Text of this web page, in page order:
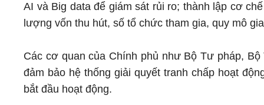
AI và Big data để giám sát rủi ro; thành lập cơ
lượng vốn thu hút, số tổ chức tham gia, quy mô
Các cơ quan của Chính phủ như Bộ Tư pháp,
đảm bảo hệ thống giải quyết tranh chấp hoạt
bắt đầu hoạt động.